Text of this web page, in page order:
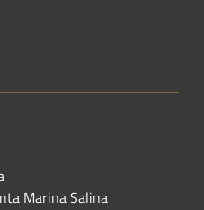
Marina Salina